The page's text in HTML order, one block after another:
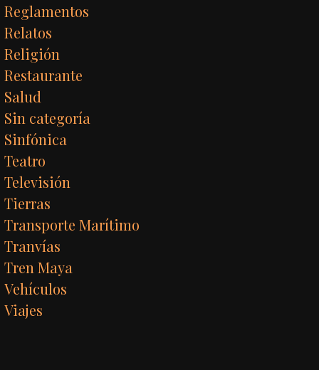
Reglamentos
Relatos
Religión
Restaurante
Salud
Sin categoría
Sinfónica
Teatro
Televisión
Tierras
Transporte Marítimo
Tranvías
Tren Maya
Vehículos
Viajes